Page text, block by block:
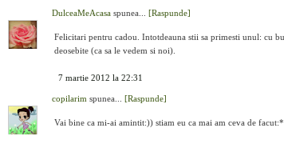
DulceaMeAcasa spunea... [Raspunde]
Felicitari pentru cadou. Intotdeauna stii sa primesti unul: cu
deosebite (ca sa le vedem si noi).
7 martie 2012 la 22:31
copilarim spunea... [Raspunde]
Vai bine ca mi-ai amintit:)) stiam eu ca mai am ceva de facut:*